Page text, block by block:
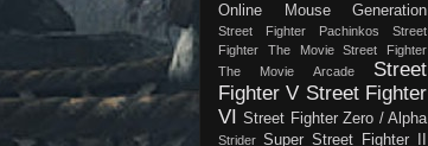
Online Mouse Generation
Street Fighter Pachinkos
Street
Fighter The Movie
Street Fighter
The Movie Arcade
Street
Fighter V Street Fighter
VI Street Fighter Zero / Alpha
Strider Super Street Fighter II